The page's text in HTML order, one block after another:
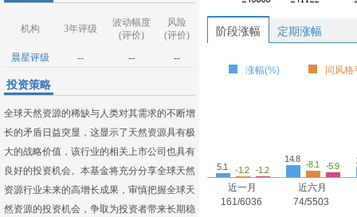
机构 3年评级
波动幅度
(评价)
风险
(评价)
晨星评级
-- -- --
投资策略
全球天然资源的稀缺与人类对其需求的不断增
长的矛盾日益突显，这显示了天然资源具有极
大的战略价值，该行业的相关上市公司也具有
良好的投资机会。本基金将充分分享全球天然
资源行业未来的高增长成果，审慎把握全球天
然资源的投资机会，争取为投资者带来长期稳
阶段涨幅 定期涨幅
涨幅(%) 同风格
5.1 -1.2 -1.2
近一月
161/6036
14.8
-8.1 -5.9
近六月
74/5503